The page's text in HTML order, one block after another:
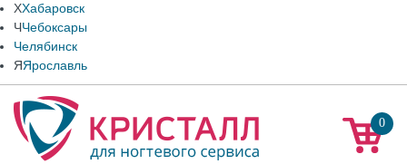
ХХабаровск
ЧЧебоксары
Челябинск
ЯЯрославль
0